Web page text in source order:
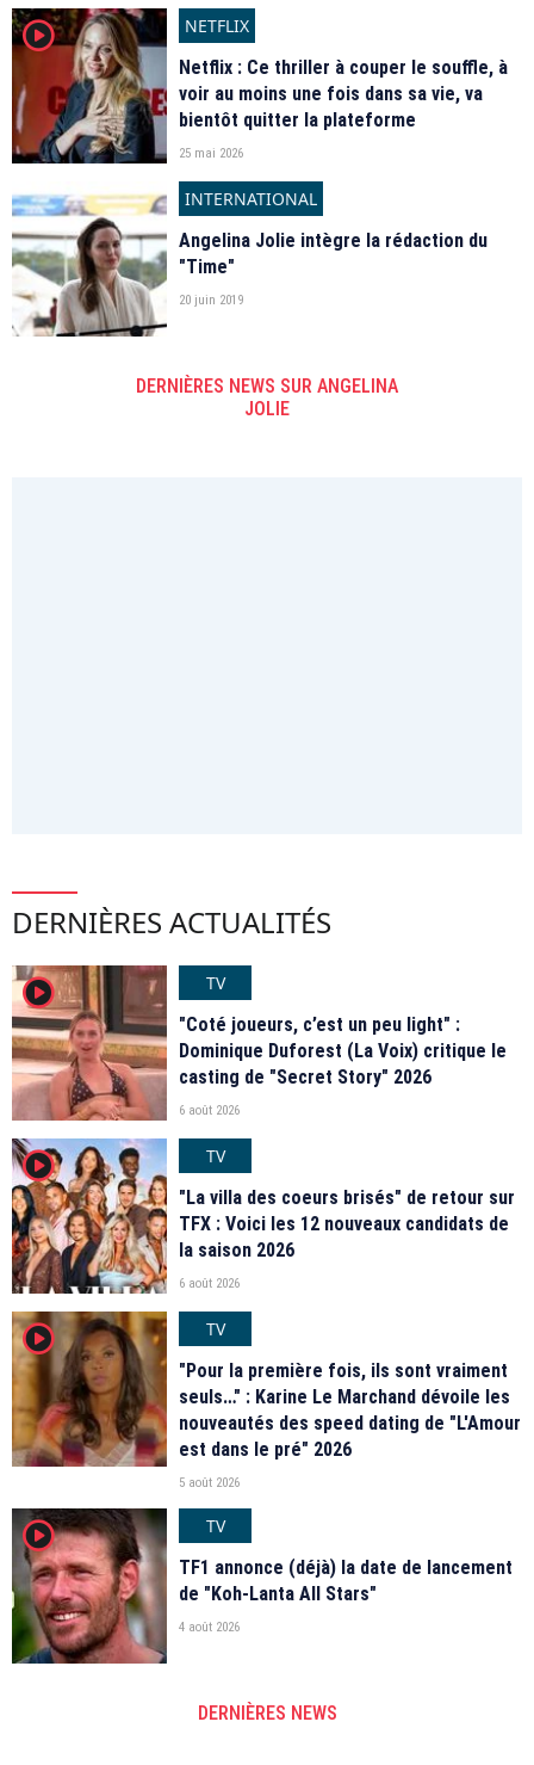
player2
NETFLIX
Netflix : Ce thriller à couper le souffle, à
voir au moins une fois dans sa vie, va
bientôt quitter la plateforme
25 mai 2026
INTERNATIONAL
Angelina Jolie intègre la rédaction du
"Time"
20 juin 2019
DERNIÈRES NEWS SUR ANGELINA
JOLIE
DERNIÈRES ACTUALITÉS
player2
TV
"Coté joueurs, c’est un peu light" :
Dominique Duforest (La Voix) critique le
casting de "Secret Story" 2026
6 août 2026
player2
TV
"La villa des coeurs brisés" de retour sur
TFX : Voici les 12 nouveaux candidats de
la saison 2026
6 août 2026
player2
TV
"Pour la première fois, ils sont vraiment
seuls…" : Karine Le Marchand dévoile les
nouveautés des speed dating de "L'Amour
est dans le pré" 2026
5 août 2026
player2
TV
TF1 annonce (déjà) la date de lancement
de "Koh-Lanta All Stars"
4 août 2026
DERNIÈRES NEWS